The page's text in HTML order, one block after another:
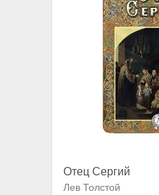
Отец Сергий
Лев Толстой